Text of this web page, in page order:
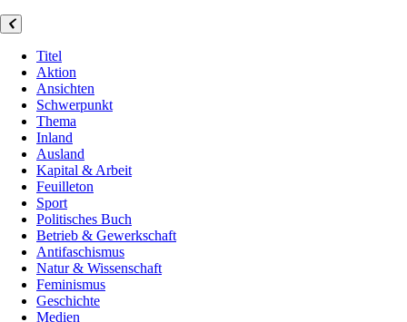
Titel
Aktion
Ansichten
Schwerpunkt
Thema
Inland
Ausland
Kapital & Arbeit
Feuilleton
Sport
Politisches Buch
Betrieb & Gewerkschaft
Antifaschismus
Natur & Wissenschaft
Feminismus
Geschichte
Medien